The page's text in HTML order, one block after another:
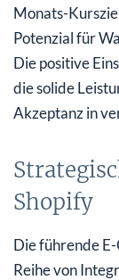
Monats-
Potenzial für
Die positive
die solide
Akzeptanz in
Shopify
Die führende
Reihe von